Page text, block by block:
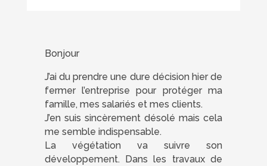
Bonjour
J’ai du prendre une dure décision hier de
fermer l’entreprise pour protéger ma
famille, mes salariés et mes clients.
J’en suis sincèrement désolé mais cela
me semble indispensable.
La végétation va suivre son
développement. Dans les travaux de